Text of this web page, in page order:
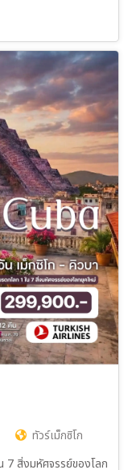
ทัวร์เม็กซิโก
7 สิ่งมหัศจรรย์ของโลก